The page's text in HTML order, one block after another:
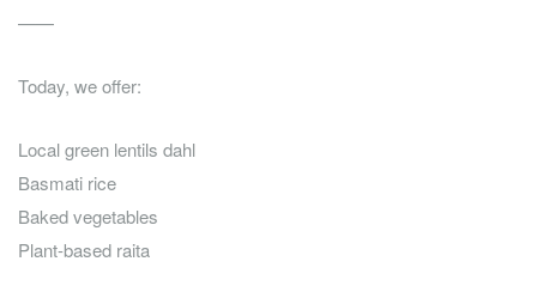
——
Today, we offer:
Local green lentils dahl
Basmati rice
Baked vegetables
Plant-based raita